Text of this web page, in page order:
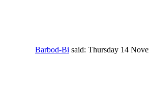
Barbod-Bi said: Thursday 14